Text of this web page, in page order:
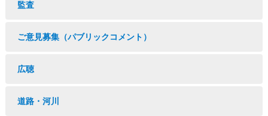
監査
ご意見募集（パブリックコメント）
広聴
道路・河川